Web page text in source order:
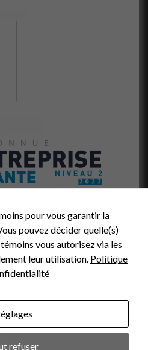
pour vous garantir la
pouvez décider quelle(s)
vous autorisez via les
leur utilisation. Politique
refuser
Marketing
En partageant
votre intérêt
visitez notre
site, vous
augmentez les
voir du
contenu et
personnalisés.